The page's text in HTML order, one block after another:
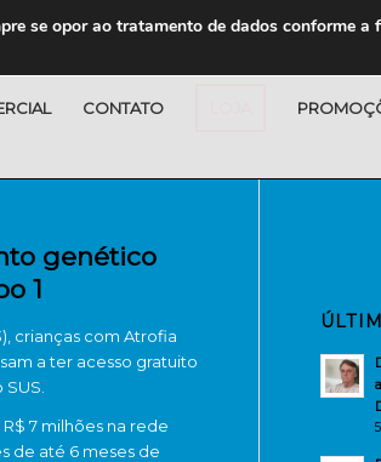
CONTATO
genético
1
crianças com Atrofia
a ter acesso gratuito
7 milhões na rede
de até 6 meses de
se opor ao tratamento de dados conforme a